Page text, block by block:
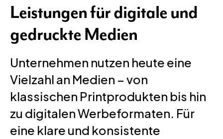
Leistungen für digitale und
gedruckte Medien
Unternehmen nutzen heute eine
Vielzahl an Medien – von
klassischen Printprodukten bis hin
zu digitalen Werbeformaten. Für
eine klare und konsistente